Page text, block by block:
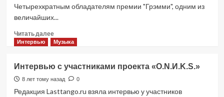
Четырехкратным обладателям премии "Грэмми", одним из
величайших...
Читать далееПрочитать
больше
группы
Aerosmith
Интервью Музыка
Интервью с участниками проекта «O.N.И.K.S.»
8 лет тому назад 0
Редакция Lasttango.ru взяла интервью у участников